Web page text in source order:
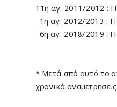
11η αγ. 2011/2012 :
1η αγ. 2012/2013 :
6η αγ. 2018/2019 :
* Μετά από αυτό το
χρονικά